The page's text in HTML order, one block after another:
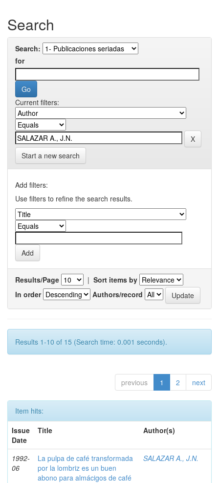
Search
Search:
for
Current filters:
Start a new search
Add filters:
Use filters to refine the search results.
Results/Page | Sort items by
In order
Authors/record
Results 1-10 of 15 (Search time: 0.001 seconds).
previous 1 2 next
Item hits:
Issue
Date
Title Author(s)
1992-
06
La pulpa de café transformada
por la lombriz es un buen
abono para almácigos de café
SALAZAR A., J.N.